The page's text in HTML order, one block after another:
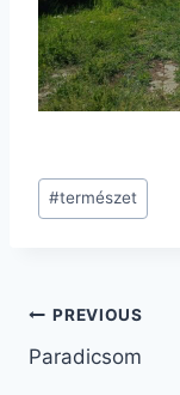
Post
Tags:
#természet
Bejegyzés
navigáció
PREVIOUS
Paradicsom